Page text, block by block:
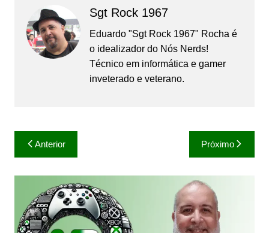
Sgt Rock 1967
Eduardo "Sgt Rock 1967" Rocha é
o idealizador do Nós Nerds!
Técnico em informática e gamer
inveterado e veterano.
Navegação
de
Post
Anterior Próximo